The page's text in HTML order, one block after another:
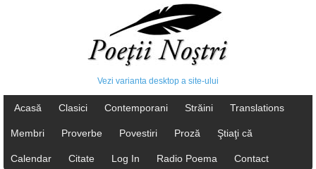
Vezi varianta desktop a site-ului
Acasă Clasici Contemporani Străini Translations
Membri Proverbe Povestiri Proză Ştiaţi că
Calendar Citate Log In Radio Poema Contact